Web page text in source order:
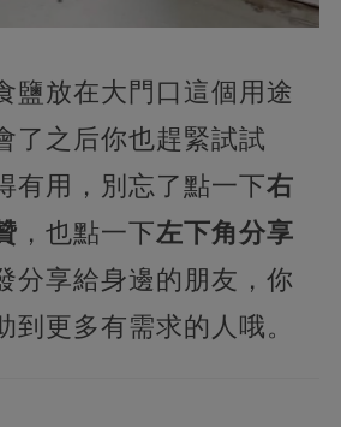
鹽放在大門口這個用途
了之后你也趕緊試試
有用，別忘了點一下右
，也點一下左下角分享
分享給身邊的朋友，你
到更多有需求的人哦。